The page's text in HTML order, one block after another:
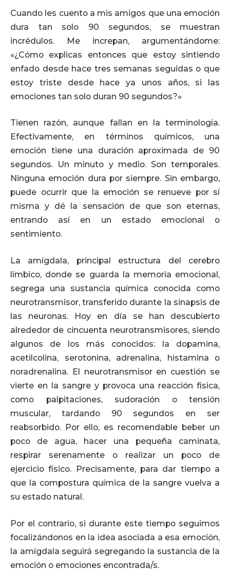
Cuando les cuento a mis amigos que una emoción
dura tan solo 90 segundos, se muestran
incrédulos. Me increpan, argumentándome:
«¿Cómo explicas entonces que estoy sintiendo
enfado desde hace tres semanas seguidas o que
estoy triste desde hace ya unos años, si las
emociones tan solo duran 90 segundos?»
Tienen razón, aunque fallan en la terminología.
Efectivamente, en términos químicos, una
emoción tiene una duración aproximada de 90
segundos. Un minuto y medio. Son temporales.
Ninguna emoción dura por siempre. Sin embargo,
puede ocurrir que la emoción se renueve por sí
misma y dé la sensación de que son eternas,
entrando así en un estado emocional o
sentimiento.
La amígdala, principal estructura del cerebro
límbico, donde se guarda la memoria emocional,
segrega una sustancia química conocida como
neurotransmisor, transferido durante la sinapsis de
las neuronas. Hoy en día se han descubierto
alrededor de cincuenta neurotransmisores, siendo
algunos de los más conocidos: la dopamina,
acetilcolina, serotonina, adrenalina, histamina o
noradrenalina. El neurotransmisor en cuestión se
vierte en la sangre y provoca una reacción física,
como palpitaciones, sudoración o tensión
muscular, tardando 90 segundos en ser
reabsorbido. Por ello, es recomendable beber un
poco de agua, hacer una pequeña caminata,
respirar serenamente o realizar un poco de
ejercicio físico. Precisamente, para dar tiempo a
que la compostura química de la sangre vuelva a
su estado natural.
Por el contrario, si durante este tiempo seguimos
focalizándonos en la idea asociada a esa emoción,
la amígdala seguirá segregando la sustancia de la
emoción o emociones encontrada/s.